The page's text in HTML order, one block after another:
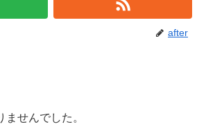
after
せんでした。